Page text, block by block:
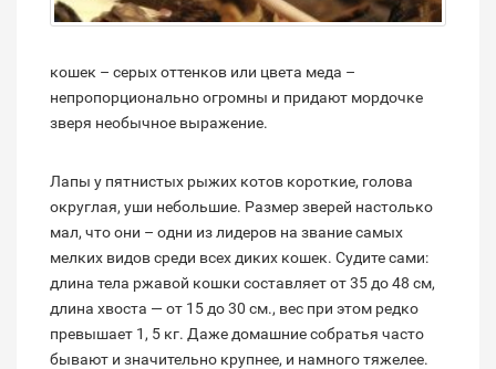
кошек – серых оттенков или цвета меда –
непропорционально огромны и придают мордочке
зверя необычное выражение.
Лапы у пятнистых рыжих котов короткие, голова
округлая, уши небольшие. Размер зверей настолько
мал, что они – одни из лидеров на звание самых
мелких видов среди всех диких кошек. Судите сами:
длина тела ржавой кошки составляет от 35 до 48 см,
длина хвоста — от 15 до 30 см., вес при этом редко
превышает 1, 5 кг. Даже домашние собратья часто
бывают и значительно крупнее, и намного тяжелее.